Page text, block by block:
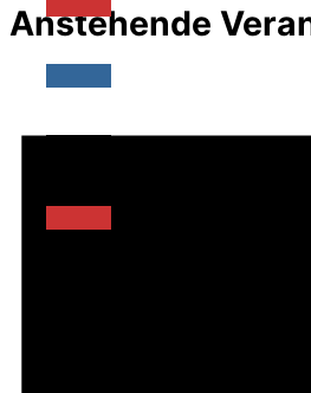
Anstehende